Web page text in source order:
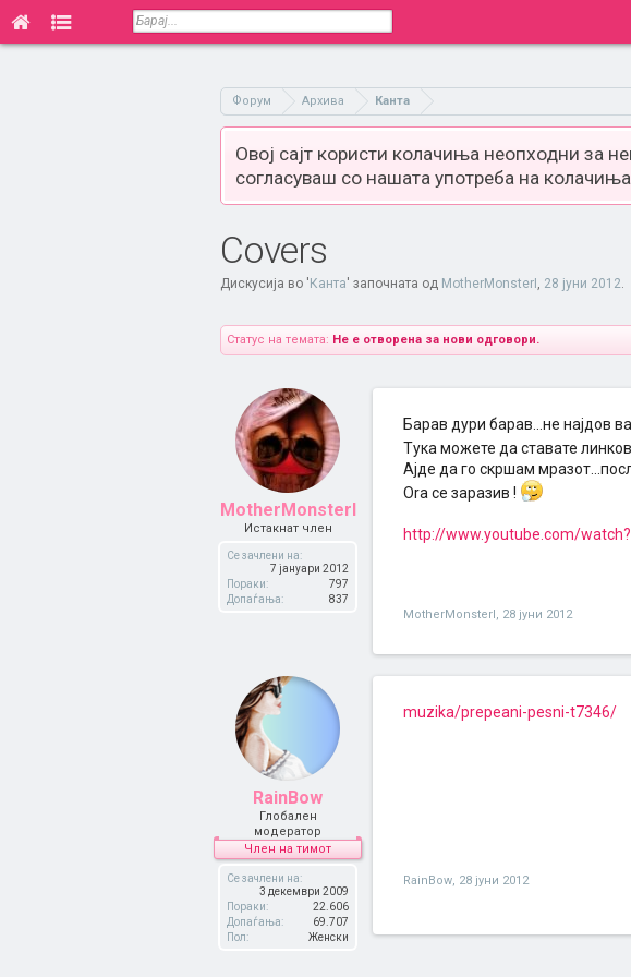
Форум Архива Канта
Овој сајт користи колачиња неопходни за
согласуваш со нашата употреба на
Covers
Дискусија во ' Канта' започната од MotherMonsterI , 28 јуни 2012.
Статус на темата: Не е отворена за нови одговори.
MotherMonsterI
Истакнат член
Се зачлени на:
7 јануари 2012
Пораки:
797
Допаѓања:
837
Барав дури барав...не најдов
Тука можете да ставате
Ајде да го скршам
Ora се заразив !
http://www.youtube.com/
MotherMonsterI, 28 јуни 2012
RainBow
Глобален
модератор
Член на тимот
Се зачлени на:
3 декември 2009
Пораки:
22.606
Допаѓања:
69.707
Пол:
Женски
muzika/prepeani-pesni-t7346/
RainBow, 28 јуни 2012